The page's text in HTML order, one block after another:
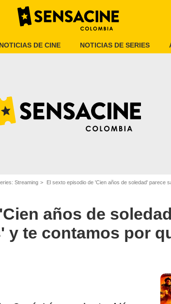
NOTICIAS DE CINE NOTICIAS DE SERIES
Streaming El sexto episodio de 'Cien años de soledad' parece
años de
y te contamos por